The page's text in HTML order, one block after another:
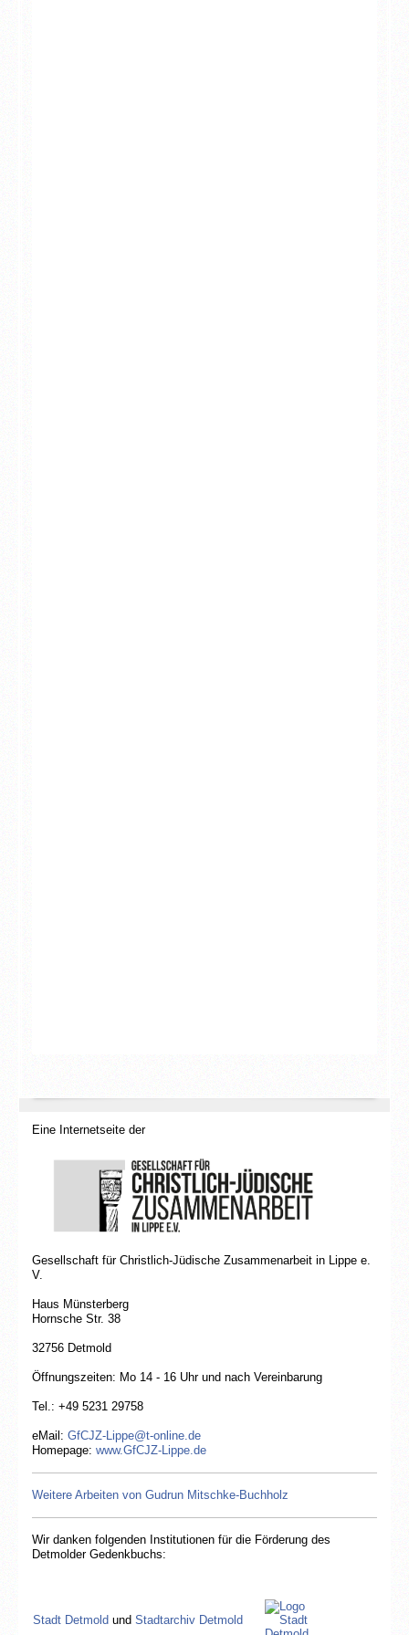
Eine Internetseite der
Gesellschaft für Christlich-Jüdische Zusammenarbeit in Lippe e.
V.
Haus Münsterberg
Hornsche Str. 38
32756 Detmold
Öffnungszeiten: Mo 14 - 16 Uhr und nach Vereinbarung
Tel.: +49 5231 29758
eMail:GfCJZ-Lippe@t-online.de
Homepage:www.GfCJZ-Lippe.de
Weitere Arbeiten von Gudrun Mitschke-Buchholz
Wir danken folgenden Institutionen für die Förderung des
Detmolder Gedenkbuchs:
Zusammenarbeit in Lippe e.V.
Stadt Detmold undStadtarchiv Detmold